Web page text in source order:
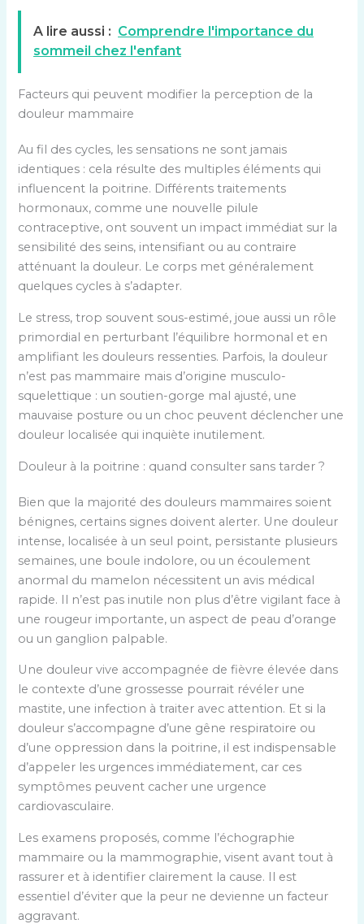
A lire aussi : Comprendre l'importance du
sommeil chez l'enfant
Facteurs qui peuvent modifier la perception de la
douleur mammaire
Au fil des cycles, les sensations ne sont jamais
identiques : cela résulte des multiples éléments qui
influencent la poitrine. Différents traitements
hormonaux, comme une nouvelle pilule
contraceptive, ont souvent un impact immédiat sur la
sensibilité des seins, intensifiant ou au contraire
atténuant la douleur. Le corps met généralement
quelques cycles à s’adapter.
Le stress, trop souvent sous-estimé, joue aussi un rôle
primordial en perturbant l’équilibre hormonal et en
amplifiant les douleurs ressenties. Parfois, la douleur
n’est pas mammaire mais d’origine musculo-
squelettique : un soutien-gorge mal ajusté, une
mauvaise posture ou un choc peuvent déclencher une
douleur localisée qui inquiète inutilement.
Douleur à la poitrine : quand consulter sans tarder ?
Bien que la majorité des douleurs mammaires soient
bénignes, certains signes doivent alerter. Une douleur
intense, localisée à un seul point, persistante plusieurs
semaines, une boule indolore, ou un écoulement
anormal du mamelon nécessitent un avis médical
rapide. Il n’est pas inutile non plus d’être vigilant face à
une rougeur importante, un aspect de peau d’orange
ou un ganglion palpable.
Une douleur vive accompagnée de fièvre élevée dans
le contexte d’une grossesse pourrait révéler une
mastite, une infection à traiter avec attention. Et si la
douleur s’accompagne d’une gêne respiratoire ou
d’une oppression dans la poitrine, il est indispensable
d’appeler les urgences immédiatement, car ces
symptômes peuvent cacher une urgence
cardiovasculaire.
Les examens proposés, comme l’échographie
mammaire ou la mammographie, visent avant tout à
rassurer et à identifier clairement la cause. Il est
essentiel d’éviter que la peur ne devienne un facteur
aggravant.